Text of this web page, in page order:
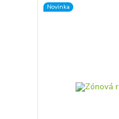
Novinka